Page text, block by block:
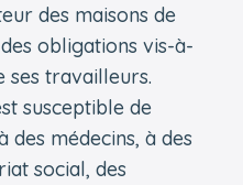
des maisons de
obligations vis-à-
ses travailleurs.
susceptible de
médecins, à des
social, des